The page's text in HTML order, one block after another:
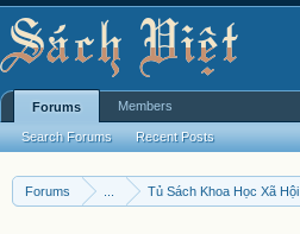
Forums Tủ Sách Khoa Học Xã Hội
Forums
Search Forums Recent Posts
Members